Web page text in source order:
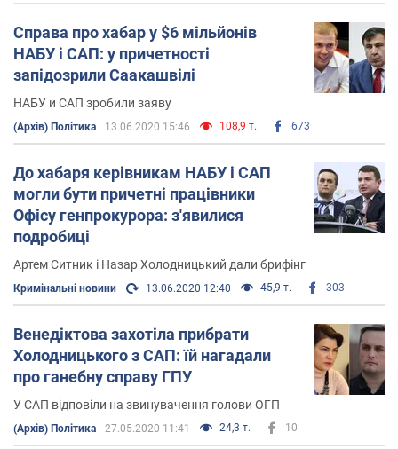
Справа про хабар у $6 мільйонів
НАБУ і САП: у причетності
запідозрили Саакашвілі
НАБУ и САП зробили заяву
(Архів) Політика 13.06.2020 15:46 108,9 т. 673
До хабаря керівникам НАБУ і САП
могли бути причетні працівники
Офісу генпрокурора: з'явилися
подробиці
Артем Ситник і Назар Холодницький дали брифінг
Кримінальні новини 13.06.2020 12:40 45,9 т. 303
Венедіктова захотіла прибрати
Холодницького з САП: їй нагадали
про ганебну справу ГПУ
У САП відповіли на звинувачення голови ОГП
(Архів) Політика 27.05.2020 11:41 24,3 т. 10